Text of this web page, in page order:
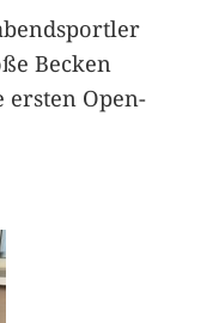
Becken
ersten Open-